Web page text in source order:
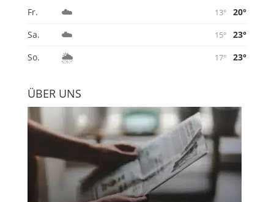
Fr. ☁️ 13°
20°
Sa.
☁️ 15°
23°
So.
🌦️ 17° 23°
ÜBER UNS